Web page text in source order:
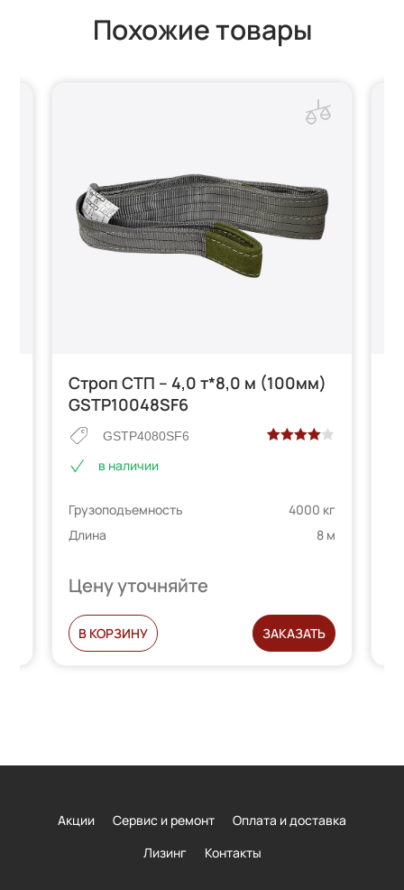
Похожие товары
Строп СТП – 4,0 т*8,0 м (100мм)
GSTP10048SF6
GSTP4080SF6
опроса
пользователей
в наличии
Грузоподъемность
4000 кг
Длина
8 м
Цену уточняйте
В КОРЗИНУ ЗАКАЗАТЬ
Акции Сервис и ремонт
Оплата и доставка
Лизинг
Контакты